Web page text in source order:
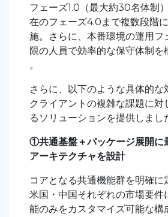
フェーズ1.0 （最大約30名体制
在のフェーズ4.0 まで複数段階
施。さらに、本番環境の運用フ
限の人員で効率的な保守体制を
。
さらに、以下のような具体的な
クライアントの複雑な課題に対
るソリューションを提供しまし
①共通基盤＋パッケージ展開に
アーキテクチャを設計
コアとなる共通機能群を明確に
米国・中国それぞれの市場要件
能のみをカスタマイズ可能な構